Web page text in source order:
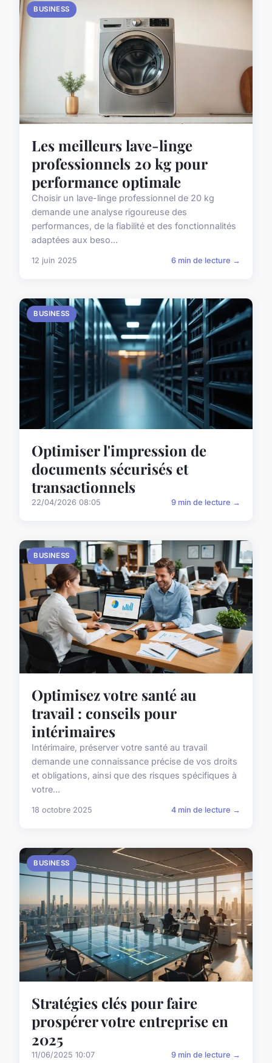
BUSINESS
Les meilleurs lave-linge
professionnels 20 kg pour
performance optimale
Choisir un lave-linge professionnel de 20 kg
demande une analyse rigoureuse des
performances, de la fiabilité et des fonctionnalités
adaptées aux beso...
12 juin 2025 6 min de lecture →
BUSINESS
Optimiser l'impression de
documents sécurisés et
transactionnels
22/04/2026 08:05 9 min de lecture →
BUSINESS
Optimisez votre santé au
travail : conseils pour
intérimaires
Intérimaire, préserver votre santé au travail
demande une connaissance précise de vos droits
et obligations, ainsi que des risques spécifiques à
votre...
18 octobre 2025 4 min de lecture →
BUSINESS
Stratégies clés pour faire
prospérer votre entreprise en
2025
11/06/2025 10:07 9 min de lecture →